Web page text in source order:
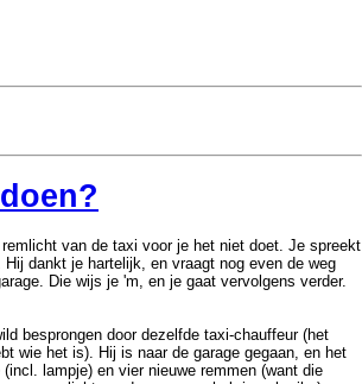
van de taxi voor je het niet doet. Je spreekt
dankt je hartelijk, en vraagt nog even de weg
Die wijs je 'm, en je gaat vervolgens verder.
besprongen door dezelfde taxi-chauffeur (het
wie het is). Hij is naar de garage gegaan, en het
lampje) en vier nieuwe remmen (want die